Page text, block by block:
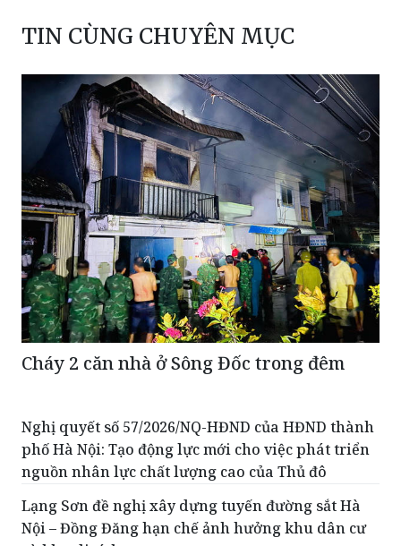
TIN CÙNG CHUYÊN MỤC
Cháy 2 căn nhà ở Sông Đốc trong đêm
Nghị quyết số 57/2026/NQ-HĐND của HĐND thành
phố Hà Nội: Tạo động lực mới cho việc phát triển
nguồn nhân lực chất lượng cao của Thủ đô
Lạng Sơn đề nghị xây dựng tuyến đường sắt Hà
Nội – Đồng Đăng hạn chế ảnh hưởng khu dân cư